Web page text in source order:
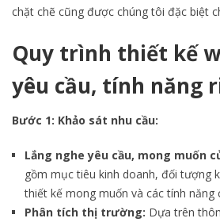
chặt chẽ cũng được chúng tôi đặc biệt
Quy trình thiết kế
yêu cầu, tính năng
Bước 1: Khảo sát nhu cầu:
Lắng nghe yêu cầu, mong muốn
gồm mục tiêu kinh doanh, đối tượng
thiết kế mong muốn và các tính năng
Phân tích thị trường: Dựa trên